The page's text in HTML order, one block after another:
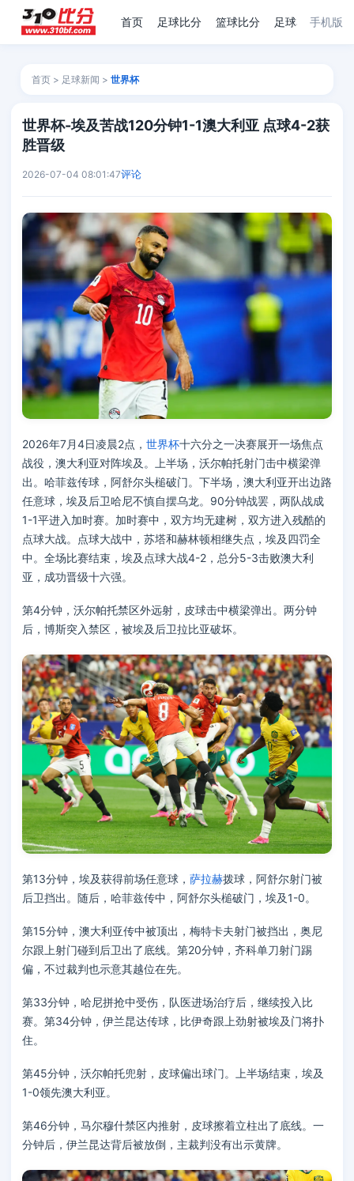
首页 足球比分 篮球比分 足球赛程 足
手机版
首页 > 足球新闻 > 世界杯
世界杯-埃及苦战120分钟1-1澳大利亚 点球4-2获
胜晋级
2026-07-04 08:01:47评论
2026年7月4日凌晨2点， 世界杯十六分之一决赛展开一场焦点
战役，澳大利亚对阵埃及。上半场，沃尔帕托射门击中横梁弹
出。哈菲兹传球，阿舒尔头槌破门。下半场，澳大利亚开出边路
任意球，埃及后卫哈尼不慎自摆乌龙。90分钟战罢，两队战成
1-1平进入加时赛。加时赛中，双方均无建树，双方进入残酷的
点球大战。点球大战中，苏塔和赫林顿相继失点，埃及四罚全
中。全场比赛结束，埃及点球大战4-2，总分5-3击败澳大利
亚，成功晋级十六强。
第4分钟，沃尔帕托禁区外远射，皮球击中横梁弹出。两分钟
后，博斯突入禁区，被埃及后卫拉比亚破坏。
第13分钟，埃及获得前场任意球， 萨拉赫拨球，阿舒尔射门被
后卫挡出。随后，哈菲兹传中，阿舒尔头槌破门，埃及1-0。
第15分钟，澳大利亚传中被顶出，梅特卡夫射门被挡出，奥尼
尔跟上射门碰到后卫出了底线。第20分钟，齐科单刀射门踢
偏，不过裁判也示意其越位在先。
第33分钟，哈尼拼抢中受伤，队医进场治疗后，继续投入比
赛。第34分钟，伊兰昆达传球，比伊奇跟上劲射被埃及门将扑
住。
第45分钟，沃尔帕托兜射，皮球偏出球门。上半场结束，埃及
1-0领先澳大利亚。
第46分钟，马尔穆什禁区内推射，皮球擦着立柱出了底线。一
分钟后，伊兰昆达背后被放倒，主裁判没有出示黄牌。